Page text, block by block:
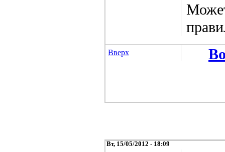
Вверх
Вт, 15/05/2012 - 18:09